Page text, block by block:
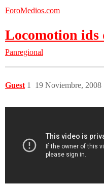
ForoMedios.com
Locomotion ids
Panregional
Guest 19 Noviembre, 2008
1